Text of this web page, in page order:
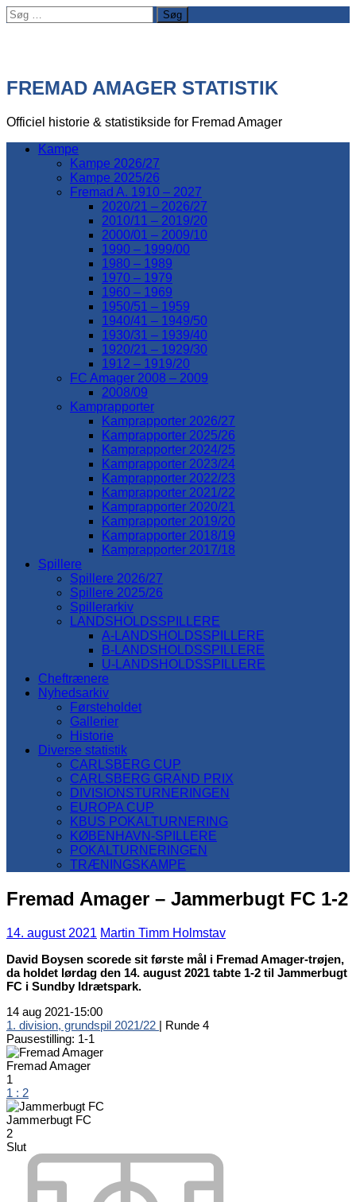
Søg
efter:
FREMAD AMAGER STATISTIK
Officiel historie & statistikside for Fremad Amager
Kampe
Kampe 2026/27
Kampe 2025/26
Fremad A. 1910 – 2027
2020/21 – 2026/27
2010/11 – 2019/20
2000/01 – 2009/10
1990 – 1999/00
1980 – 1989
1970 – 1979
1960 – 1969
1950/51 – 1959
1940/41 – 1949/50
1930/31 – 1939/40
1920/21 – 1929/30
1912 – 1919/20
FC Amager 2008 – 2009
2008/09
Kamprapporter
Kamprapporter 2026/27
Kamprapporter 2025/26
Kamprapporter 2024/25
Kamprapporter 2023/24
Kamprapporter 2022/23
Kamprapporter 2021/22
Kamprapporter 2020/21
Kamprapporter 2019/20
Kamprapporter 2018/19
Kamprapporter 2017/18
Spillere
Spillere 2026/27
Spillere 2025/26
Spillerarkiv
LANDSHOLDSSPILLERE
A-LANDSHOLDSSPILLERE
B-LANDSHOLDSSPILLERE
U-LANDSHOLDSSPILLERE
Cheftrænere
Nyhedsarkiv
Førsteholdet
Gallerier
Historie
Diverse statistik
CARLSBERG CUP
CARLSBERG GRAND PRIX
DIVISIONSTURNERINGEN
EUROPA CUP
KBUS POKALTURNERING
KØBENHAVN-SPILLERE
POKALTURNERINGEN
TRÆNINGSKAMPE
Fremad Amager – Jammerbugt FC 1-2
14. august 2021 Martin Timm Holmstav
David Boysen scorede sit første mål i Fremad Amager-trøjen,
da holdet lørdag den 14. august 2021 tabte 1-2 til Jammerbugt
FC i Sundby Idrætspark.
14 aug 2021-15:00
1. division, grundspil 2021/22 | Runde 4
Pausestilling: 1-1
Fremad Amager
1
1 : 2
Jammerbugt FC
2
Slut